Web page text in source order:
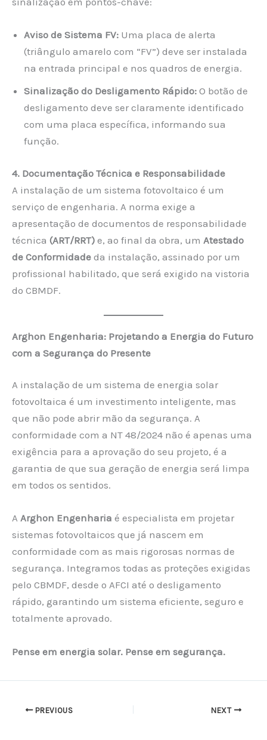
Aviso de Sistema FV: Uma placa de alerta
(triângulo amarelo com “FV”) deve ser instalada
na entrada principal e nos quadros de energia.
Sinalização do Desligamento Rápido: O botão de
desligamento deve ser claramente identificado
com uma placa específica, informando sua
função.
4. Documentação Técnica e Responsabilidade
A instalação de um sistema fotovoltaico é um
serviço de engenharia. A norma exige a
apresentação de documentos de responsabilidade
técnica (ART/RRT) e, ao final da obra, um Atestado
de Conformidade da instalação, assinado por um
profissional habilitado, que será exigido na vistoria
do CBMDF.
Arghon Engenharia: Projetando a Energia do Futuro
com a Segurança do Presente
A instalação de um sistema de energia solar
fotovoltaica é um investimento inteligente, mas
que não pode abrir mão da segurança. A
conformidade com a NT 48/2024 não é apenas uma
exigência para a aprovação do seu projeto, é a
garantia de que sua geração de energia será limpa
em todos os sentidos.
A Arghon Engenharia é especialista em projetar
sistemas fotovoltaicos que já nascem em
conformidade com as mais rigorosas normas de
segurança. Integramos todas as proteções exigidas
pelo CBMDF, desde o AFCI até o desligamento
rápido, garantindo um sistema eficiente, seguro e
totalmente aprovado.
Pense em energia solar. Pense em segurança.
PREVIOUS NEXT